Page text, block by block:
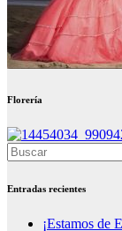
Florería
Entradas recientes
¡Estamos de